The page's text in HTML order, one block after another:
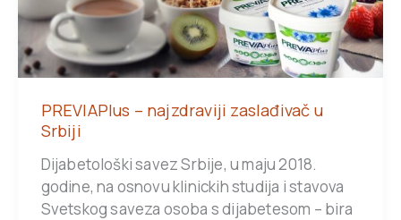
PREVIAPlus – najzdraviji zaslađivač u
Srbiji
Dijabetološki savez Srbije, u maju 2018.
godine, na osnovu klinickih studija i stavova
Svetskog saveza osoba s dijabetesom – bira